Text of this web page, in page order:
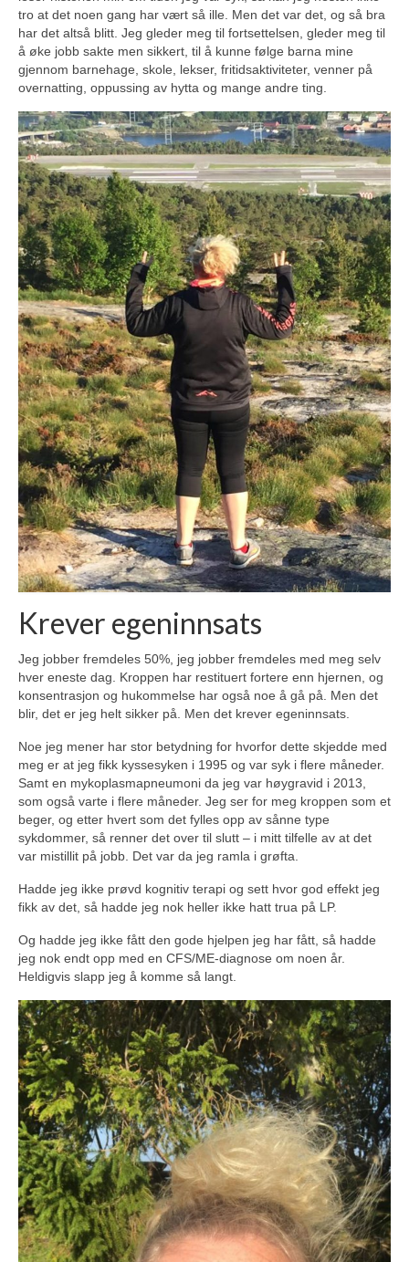
tro at det noen gang har vært så ille. Men det var det, og så bra
har det altså blitt. Jeg gleder meg til fortsettelsen, gleder meg til
å øke jobb sakte men sikkert, til å kunne følge barna mine
gjennom barnehage, skole, lekser, fritidsaktiviteter, venner på
overnatting, oppussing av hytta og mange andre ting.
Krever egeninnsats
Jeg jobber fremdeles 50%, jeg jobber fremdeles med meg selv
hver eneste dag. Kroppen har restituert fortere enn hjernen, og
konsentrasjon og hukommelse har også noe å gå på. Men det
blir, det er jeg helt sikker på. Men det krever egeninnsats.
Noe jeg mener har stor betydning for hvorfor dette skjedde med
meg er at jeg fikk kyssesyken i 1995 og var syk i flere måneder.
Samt en mykoplasmapneumoni da jeg var høygravid i 2013,
som også varte i flere måneder. Jeg ser for meg kroppen som et
beger, og etter hvert som det fylles opp av sånne type
sykdommer, så renner det over til slutt – i mitt tilfelle av at det
var mistillit på jobb. Det var da jeg ramla i grøfta.
Hadde jeg ikke prøvd kognitiv terapi og sett hvor god effekt jeg
fikk av det, så hadde jeg nok heller ikke hatt trua på LP.
Og hadde jeg ikke fått den gode hjelpen jeg har fått, så hadde
jeg nok endt opp med en CFS/ME-diagnose om noen år.
Heldigvis slapp jeg å komme så langt.